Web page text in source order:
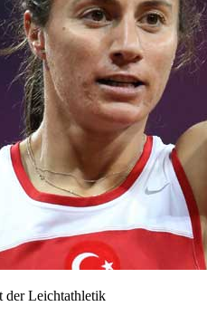
der Leichtathletik